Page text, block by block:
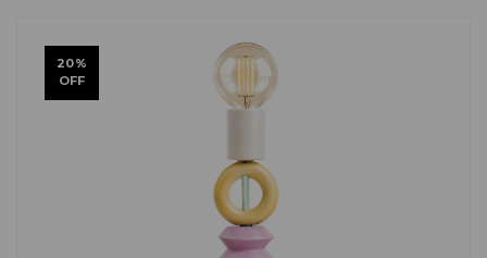
20%
OFF